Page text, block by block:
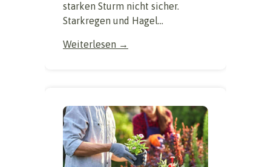
starken Sturm nicht sicher.
Starkregen und Hagel...
Weiterlesen →